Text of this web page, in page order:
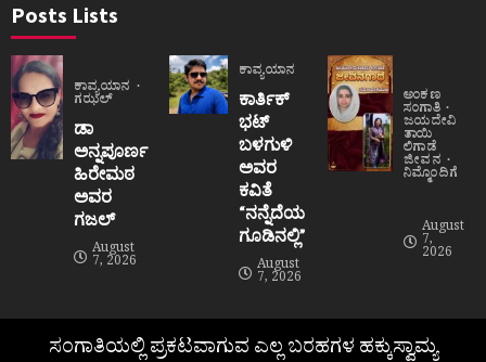
Posts Lists
ಕಾವ್ಯಯಾನ
ಗಝಲ್
ಡಾ
ಅನ್ನಪೂರ್ಣ
ಹಿರೇಮಠ
ಅವರ
ಗಜಲ್
August
7, 2026
ಕಾವ್ಯಯಾನ
ಕಾರ್ತಿಕ್
ಭಟ್
ಬಳಗುಳಿ
ಅವರ
ಕವಿತೆ
“ನನ್ನೆದೆಯ
ಗೂಡಿನಲ್ಲಿ”
August
7, 2026
ಅಂಕಣ
ಸಂಗಾತಿ
ಜಯದೇವಿ
ತಾಯಿ
ಲಿಗಾಡೆ
ಜೀವನ
ನಿಮ್ಮೊಂದಿಗೆ
August
7,
2026
ಸಂಗಾತಿಯಲ್ಲಿ ಪ್ರಕಟವಾಗುವ ಎಲ್ಲ ಬರಹಗಳ ಹಕ್ಕುಸ್ವಾಮ್ಯ